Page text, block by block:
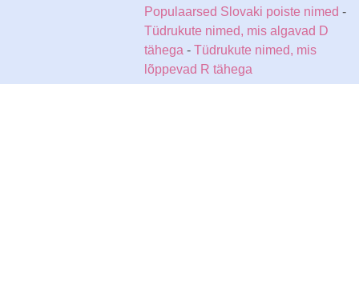
Populaarsed Slovaki poiste nimed -
Tüdrukute nimed, mis algavad D
tähega - Tüdrukute nimed, mis
lõppevad R tähega